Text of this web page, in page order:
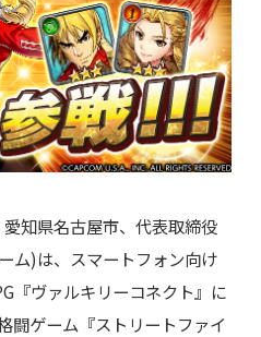
知県名古屋市、代表取締役
ム)は、スマートフォン向け
『ヴァルキリーコネクト』に
闘ゲーム『ストリートファイ